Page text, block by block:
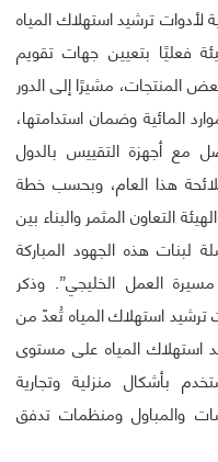
لأدوات ترشيد استهلاك المياه
بدأت الهيئة فعليًا بتعيين جهات تقويم
المنتجات، مشيرًا إلى الدور
المائية وضمان استدامتها،
مع أجهزة التقييس بالدول
هذا العام، وبحسب خطة
التعاون المثمر والبناء بين
لبنات هذه الجهود المباركة
العمل الخليجي”. وذكر
ترشيد استهلاك المياه تُعدّ من
استهلاك المياه على مستوى
بأشكال منزلية وتجارية
والمباول ومنظمات تدفق